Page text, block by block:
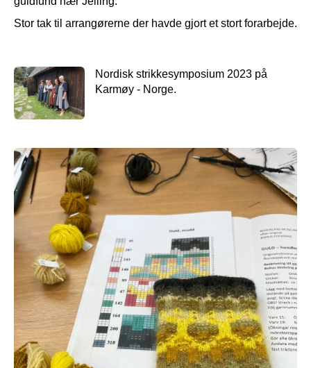
og en ny sommerbluse med mønstre fra et helt nyt
guldfund nær Jelling.
Nordisk strikkesymposium 2023 på